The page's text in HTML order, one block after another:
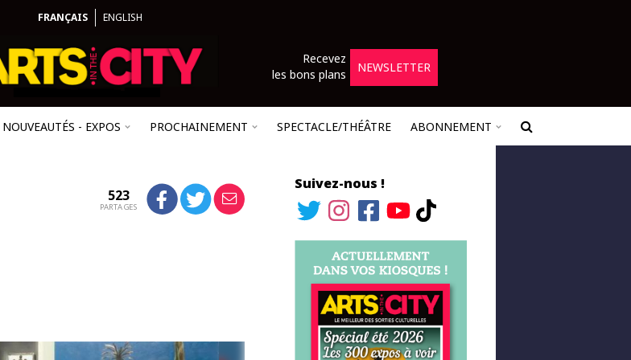
FRANÇAIS ENGLISH
Recevez
les bons plans
NEWSLETTER
NOUVEAUTÉS - EXPOS PROCHAINEMENT SPECTACLE/THÉÂTRE ABONNEMENT
523
PARTAGES
Suivez-nous !